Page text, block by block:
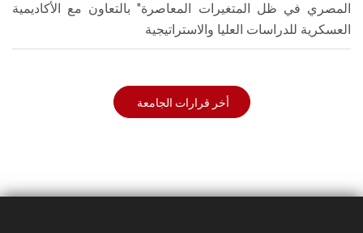
المصري في ظل المتغيرات المعاصرة" بالتعاون مع الأكاديمية
العسكرية للدراسات العليا والاستراتيجية
أخر قرارات الجامعة